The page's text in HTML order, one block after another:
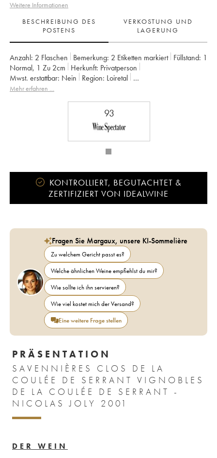
Weitere Informationen
BESCHREIBUNG DES
POSTENS
VERKOSTUNG UND
LAGERUNG
Anzahl: 2 Flaschen Bemerkung: 2 Etiketten markiert Füllstand: 1
Normal, 1 Zu 2cm Herkunft:
privatperson
Mwst. erstattbar:
nein Region: Loiretal
Appellation: Savennières
Mehr erfahren …
93
KONTROLLIERT, BEGUTACHTET &
ZERTIFIZIERT VON IDEALWINE
Fragen Sie Margaux, unsere KI-Sommelière
Zu welchem Gericht passt es?
Welche ähnlichen Weine empfiehlst du mir?
Wie sollte ich ihn servieren?
Wie viel kostet mich der Versand?
Eine weitere Frage stellen
PRÄSENTATION
SAVENNIÈRES CLOS DE LA
COULÉE DE SERRANT VIGNOBLES
DE LA COULÉE DE SERRANT -
NICOLAS JOLY 2001
DER WEIN